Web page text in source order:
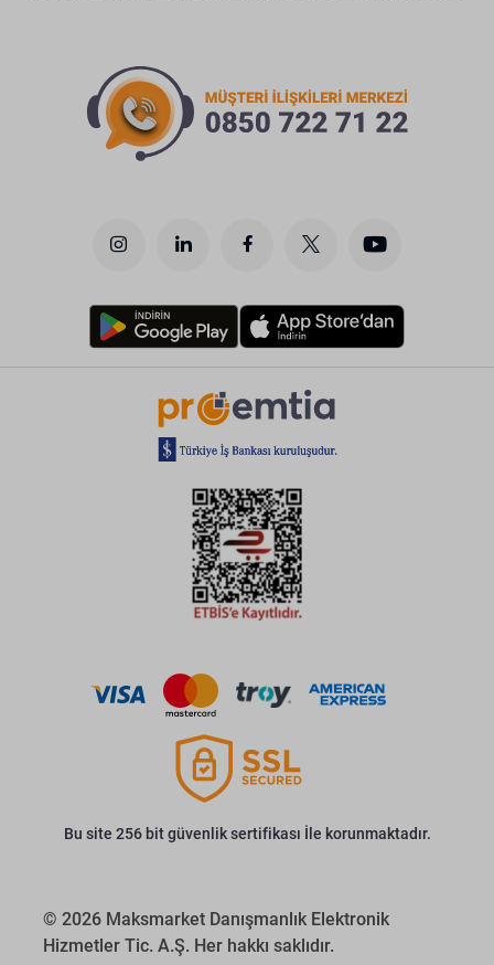
Bu site 256 bit güvenlik sertifikası İle korunmaktadır.
© 2026 Maksmarket Danışmanlık Elektronik
Hizmetler Tic. A.Ş. Her hakkı saklıdır.